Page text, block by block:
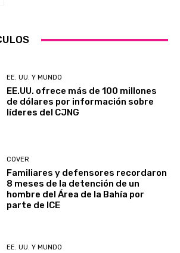
EE. UU. Y MUNDO
EE.UU. ofrece más de 100 millones
de dólares por información sobre
líderes del CJNG
COVER
Familiares y defensores recordaron
8 meses de la detención de un
hombre del Área de la Bahía por
parte de ICE
EE. UU. Y MUNDO